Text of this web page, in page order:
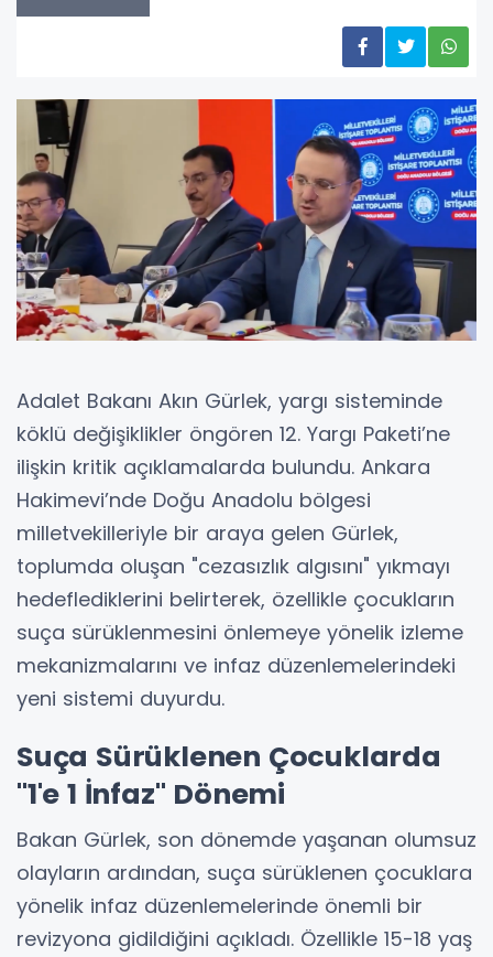
Adalet Bakanı Akın Gürlek, yargı sisteminde
köklü değişiklikler öngören 12. Yargı Paketi’ne
ilişkin kritik açıklamalarda bulundu. Ankara
Hakimevi’nde Doğu Anadolu bölgesi
milletvekilleriyle bir araya gelen Gürlek,
toplumda oluşan "cezasızlık algısını" yıkmayı
hedeflediklerini belirterek, özellikle çocukların
suça sürüklenmesini önlemeye yönelik izleme
mekanizmalarını ve infaz düzenlemelerindeki
yeni sistemi duyurdu.
Suça Sürüklenen Çocuklarda
"1'e 1 İnfaz" Dönemi
Bakan Gürlek, son dönemde yaşanan olumsuz
olayların ardından, suça sürüklenen çocuklara
yönelik infaz düzenlemelerinde önemli bir
revizyona gidildiğini açıkladı. Özellikle 15-18 yaş